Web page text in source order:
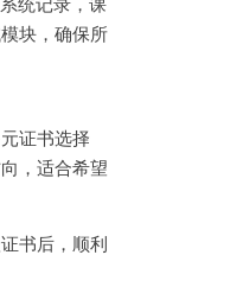
统记录，课
块，确保所
证书选择
，适合希望
书后，顺利